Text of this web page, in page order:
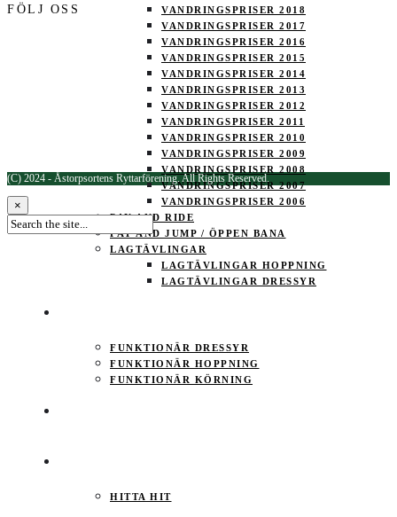
VANDRINGSPRISER 2018
VANDRINGSPRISER 2017
VANDRINGSPRISER 2016
VANDRINGSPRISER 2015
VANDRINGSPRISER 2014
VANDRINGSPRISER 2013
VANDRINGSPRISER 2012
VANDRINGSPRISER 2011
VANDRINGSPRISER 2010
VANDRINGSPRISER 2009
VANDRINGSPRISER 2008
VANDRINGSPRISER 2007
VANDRINGSPRISER 2006
PAY AND RIDE
PAY AND JUMP / ÖPPEN BANA
LAGTÄVLINGAR
LAGTÄVLINGAR HOPPNING
LAGTÄVLINGAR DRESSYR
FUNKTIONÄR DRESSYR
FUNKTIONÄR HOPPNING
FUNKTIONÄR KÖRNING
HITTA HIT
FÖLJ OSS
(C) 2024 - Åstorpsortens Ryttarförening. All Rights Reserved.
×